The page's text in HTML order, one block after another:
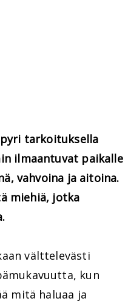
tarkoituksella
ilmaantuvat paikalle
vahvoina ja aitoina.
miehiä, jotka
välttelevästi
kun
mitä haluaa ja